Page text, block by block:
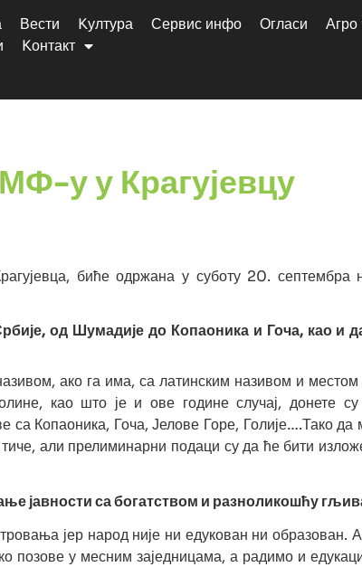
Вести Kултура Сервис инфо Огласи
Kонтакт
у у Крагујевцу
биће одржана у суботу 20. септембра
од Шумадије до Копаоника и Гоча, као и
ако га има, са латинским називом и
као што је и ове године случај, донете
Копаоника, Гоча, Јелове Горе, Голије….Тако
али прелиминарни подаци су да ће бити
јавности са богатством и разноликошћу
јер народ није ни едукован ни образован.
у месним заједницама, а радимо и